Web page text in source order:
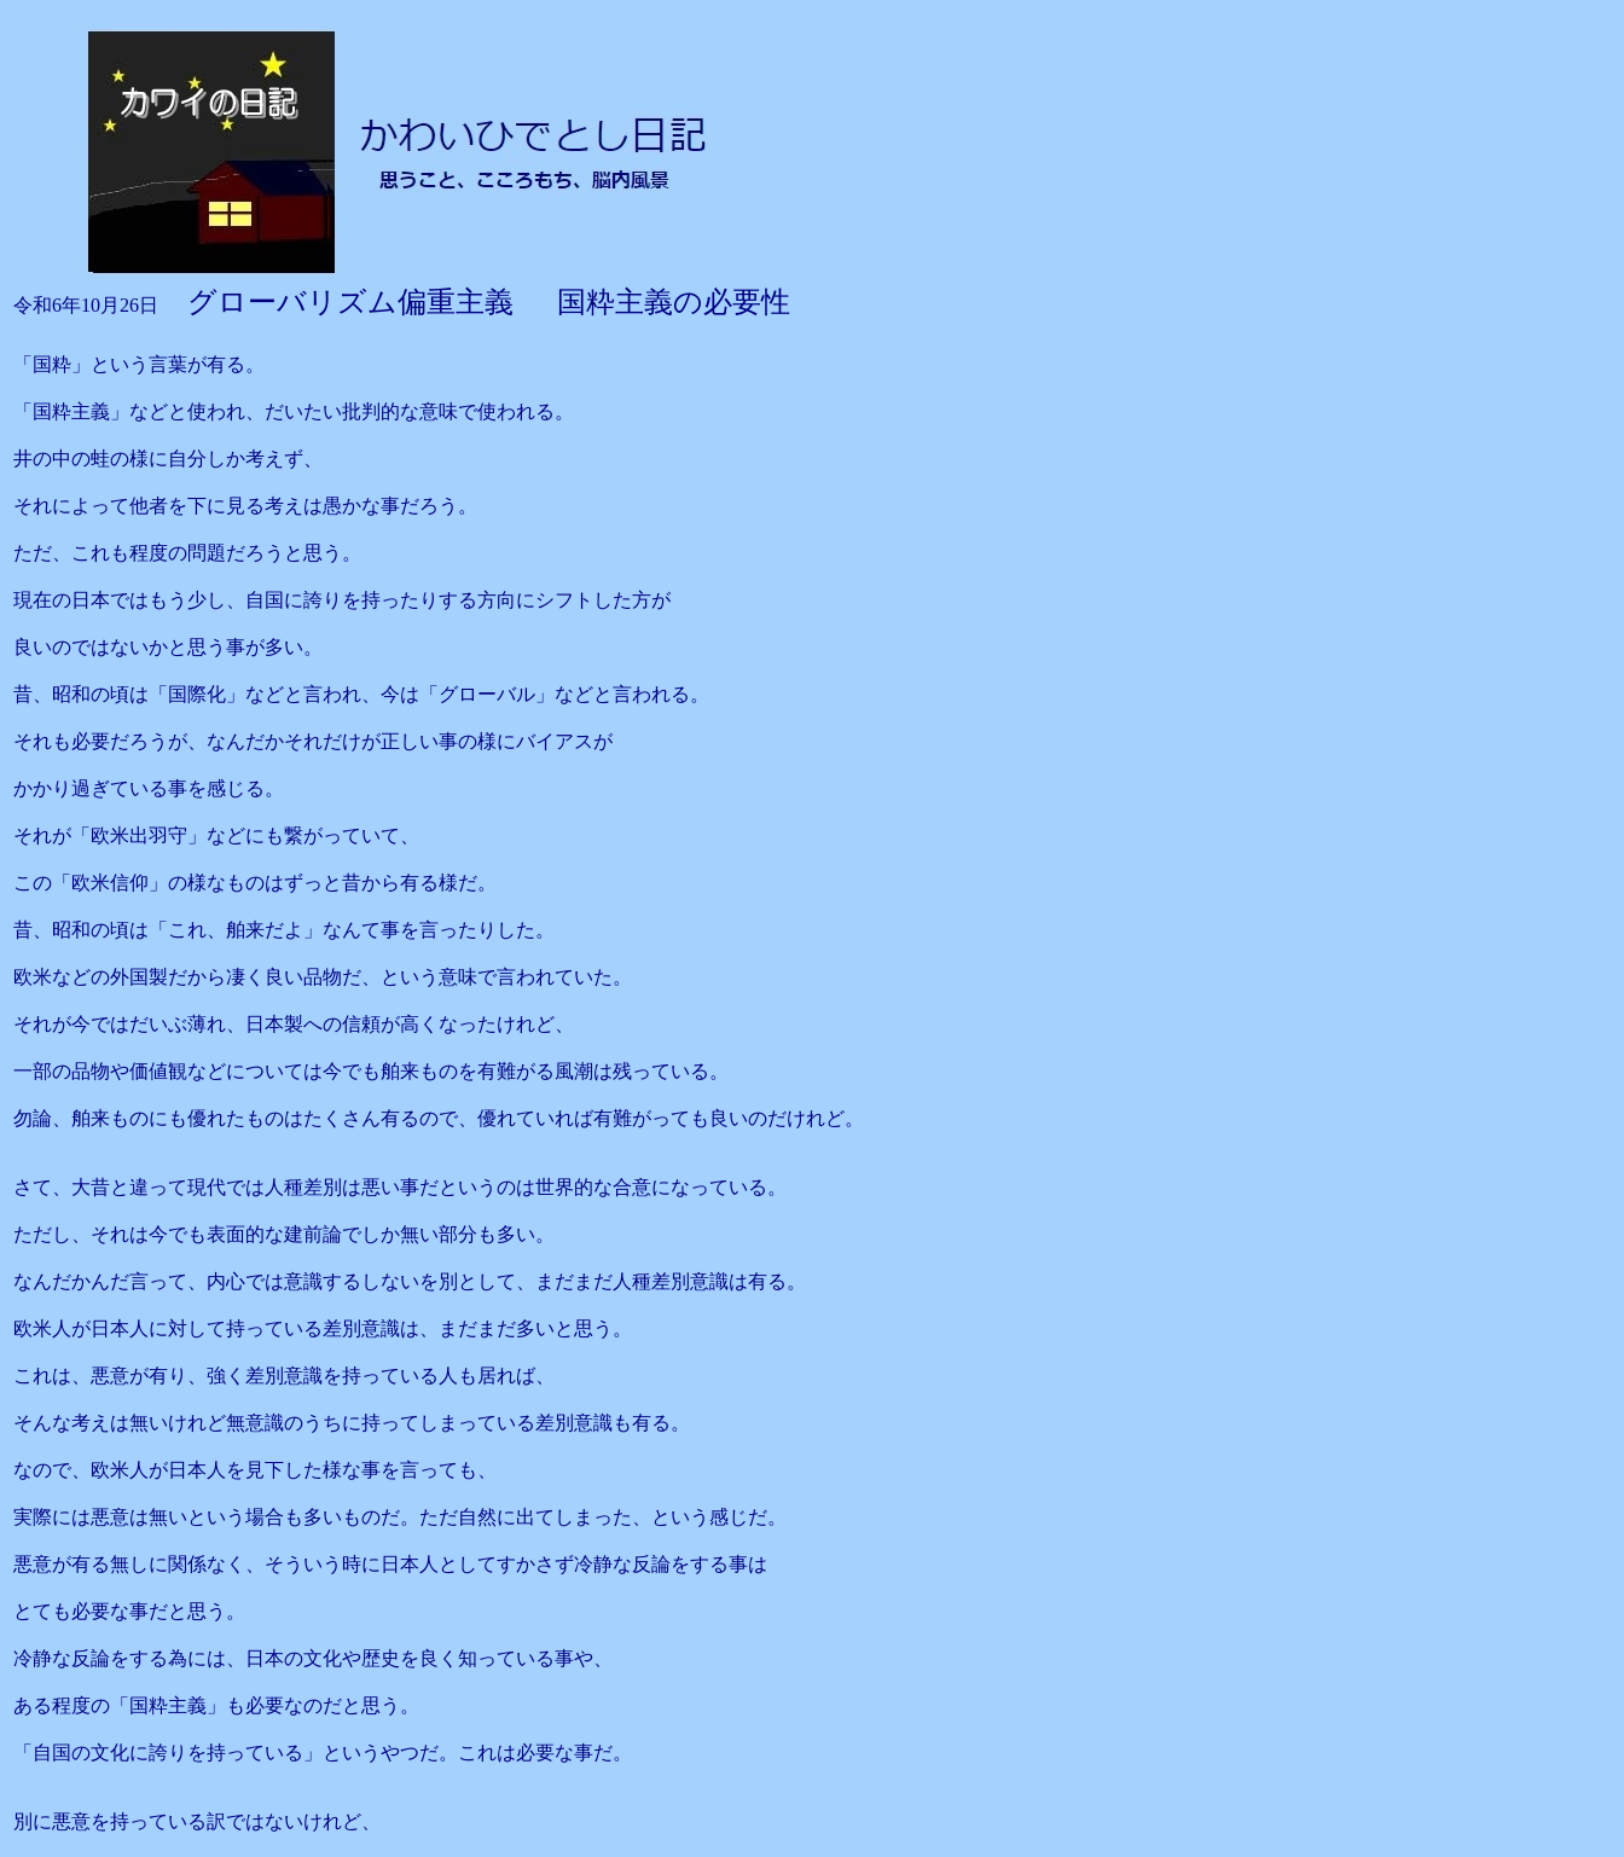
令和6年10月26日 グローバリズム偏重主義 国粋主義の必要性
「国粋」という言葉が有る。
「国粋主義」などと使われ、だいたい批判的な意味で使われる。
井の中の蛙の様に自分しか考えず、
それによって他者を下に見る考えは愚かな事だろう。
ただ、これも程度の問題だろうと思う。
現在の日本ではもう少し、自国に誇りを持ったりする方向にシフトした方が
良いのではないかと思う事が多い。
昔、昭和の頃は「国際化」などと言われ、今は「グローバル」などと言われる。
それも必要だろうが、なんだかそれだけが正しい事の様にバイアスが
かかり過ぎている事を感じる。
それが「欧米出羽守」などにも繋がっていて、
この「欧米信仰」の様なものはずっと昔から有る様だ。
昔、昭和の頃は「これ、舶来だよ」なんて事を言ったりした。
欧米などの外国製だから凄く良い品物だ、という意味で言われていた。
それが今ではだいぶ薄れ、日本製への信頼が高くなったけれど、
一部の品物や価値観などについては今でも舶来ものを有難がる風潮は残っている。
勿論、舶来ものにも優れたものはたくさん有るので、優れていれば有難がっても良いのだけれど。
さて、大昔と違って現代では人種差別は悪い事だというのは世界的な合意になっている。
ただし、それは今でも表面的な建前論でしか無い部分も多い。
なんだかんだ言って、内心では意識するしないを別として、まだまだ人種差別意識は有る。
欧米人が日本人に対して持っている差別意識は、まだまだ多いと思う。
これは、悪意が有り、強く差別意識を持っている人も居れば、
そんな考えは無いけれど無意識のうちに持ってしまっている差別意識も有る。
なので、欧米人が日本人を見下した様な事を言っても、
実際には悪意は無いという場合も多いものだ。ただ自然に出てしまった、という感じだ。
悪意が有る無しに関係なく、そういう時に日本人としてすかさず冷静な反論をする事は
とても必要な事だと思う。
冷静な反論をする為には、日本の文化や歴史を良く知っている事や、
ある程度の「国粋主義」も必要なのだと思う。
「自国の文化に誇りを持っている」というやつだ。これは必要な事だ。
別に悪意を持っている訳ではないけれど、